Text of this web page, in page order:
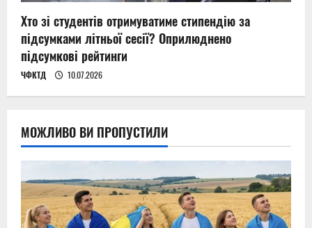
Хто зі студентів отримуватиме стипендію за
підсумками літньої сесії? Оприлюднено
підсумкові рейтинги
ЧФКТД 10.07.2026
МОЖЛИВО ВИ ПРОПУСТИЛИ